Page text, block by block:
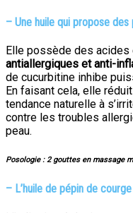
– Une huile qui propose
Elle possède des
antiallergiques et anti-
de cucurbitine inhibe
En faisant cela, elle
tendance naturelle à
contre les troubles
peau.
Posologie : 2 gouttes en massage
– L’huile de pépin de